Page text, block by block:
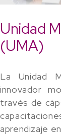
Unidad
(UMA)
La Unidad
innovador
través de
aprendizaje